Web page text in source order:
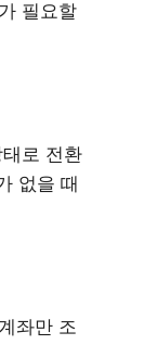
필요할
로 전환
없을 때
좌만 조